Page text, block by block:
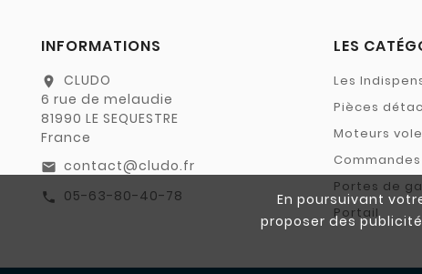
En poursuivant
proposer des
INFORMATIONS
location_on
CLUDO
6 rue de melaudie
81990 LE SEQUESTRE
France
email contact@cludo.fr
call 05-63-80-40-78
LES
Les
Pièces
Moteurs
Commandes
Portes de
Portail